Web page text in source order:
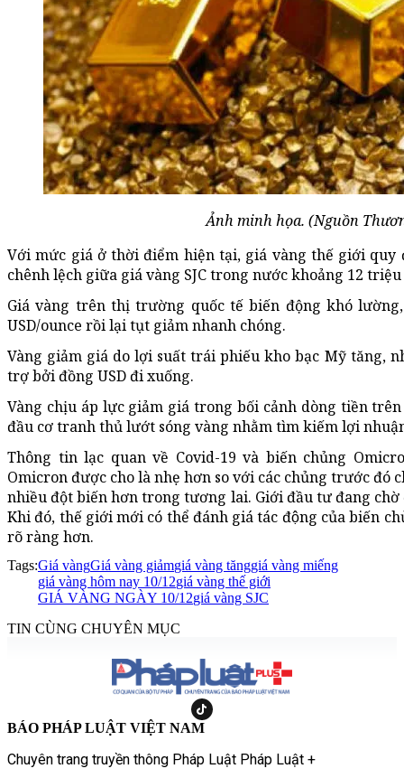
Ảnh minh họa. (Nguồn
Với mức giá ở thời điểm hiện tại, giá vàng thế giới quy
chênh lệch giữa giá vàng SJC trong nước khoảng 12
Giá vàng trên thị trường quốc tế biến động khó
USD/ounce rồi lại tụt giảm nhanh chóng.
Vàng giảm giá do lợi suất trái phiếu kho bạc Mỹ tăng,
trợ bởi đồng USD đi xuống.
Vàng chịu áp lực giảm giá trong bối cảnh dòng tiền
đầu cơ tranh thủ lướt sóng vàng nhằm tìm kiếm lợi
Thông tin lạc quan về Covid-19 và biến chủng
Omicron được cho là nhẹ hơn so với các chủng trước đó
nhiều đột biến hơn trong tương lai. Giới đầu tư đang
Khi đó, thế giới mới có thể đánh giá tác động của biến
rõ ràng hơn.
Tags:Giá vàngGiá vàng giảmgiá vàng tănggiá vàng miếng
giá vàng hôm nay 10/12giá vàng thế giới
GIÁ VÀNG NGÀY 10/12giá vàng SJC
TIN CÙNG CHUYÊN MỤC
BÁO PHÁP LUẬT VIỆT NAM
Chuyên trang truyền thông Pháp Luật Pháp Luật +